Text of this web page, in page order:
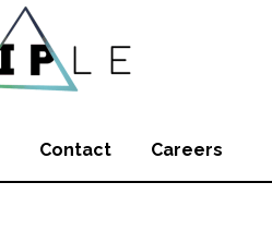
Contact Careers